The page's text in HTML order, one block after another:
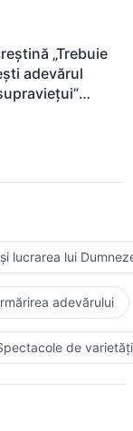
„Trebuie
adevărul
lucrarea lui
adevărului
de varietăți